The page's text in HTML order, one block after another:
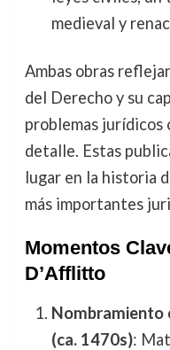
medieval y
Ambas obras
del Derecho y su
problemas jurídicos
detalle. Estas
lugar en la historia
más importantes
Momentos
D’Afflitto
Nombramiento
(ca. 1470s):